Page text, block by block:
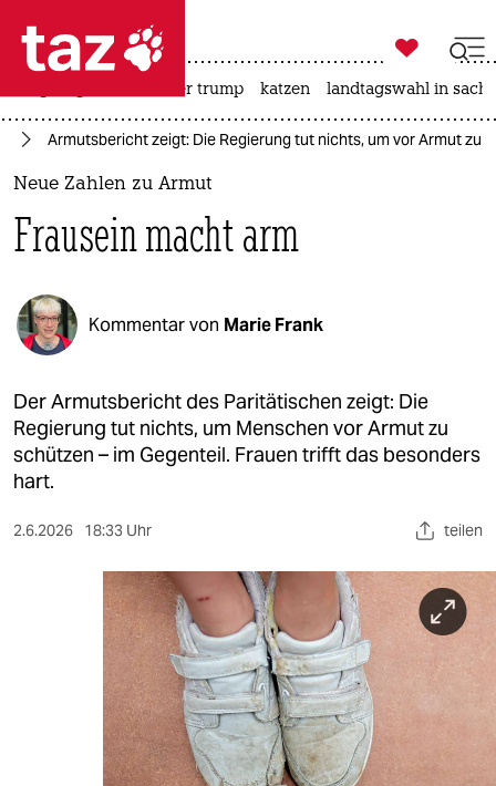
 taz zahl ich
taz zahl ich
politik
öko
gesellschaft
kultur
sport
veranstaltungen

taz zahl ich
usa unter trump katzen landtagswahl in
Armutsbericht zeigt: Die Regierung tut nichts, um vor Armut zu
Neue Zahlen zu Armut
Frausein macht arm
Kommentar von Marie Frank
Der Armutsbericht des Paritätischen zeigt: Die
Regierung tut nichts, um Menschen vor Armut zu
schützen – im Gegenteil. Frauen trifft das besonders
hart.
2.6.2026 18:33 Uhr teilen